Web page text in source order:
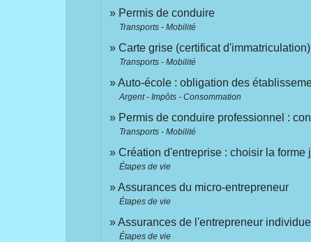
Permis de conduire
Transports - Mobilité
Carte grise (certificat d'immatriculation)
Transports - Mobilité
Auto-école : obligation des
Argent - Impôts - Consommation
Permis de conduire professionnel :
Transports - Mobilité
Création d'entreprise : choisir la forme
Étapes de vie
Assurances du micro-entrepreneur
Étapes de vie
Assurances de l'entrepreneur individuel
Étapes de vie